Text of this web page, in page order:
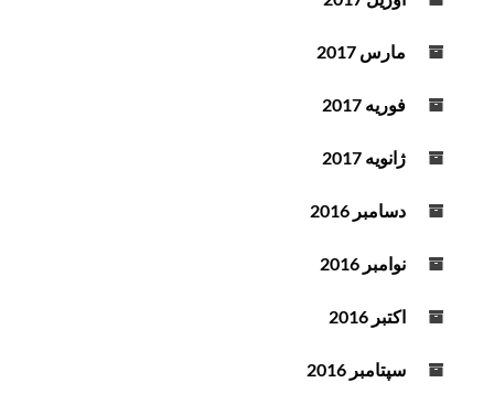
مارس 2017
فوریه 2017
ژانویه 2017
دسامبر 2016
نوامبر 2016
اکتبر 2016
سپتامبر 2016